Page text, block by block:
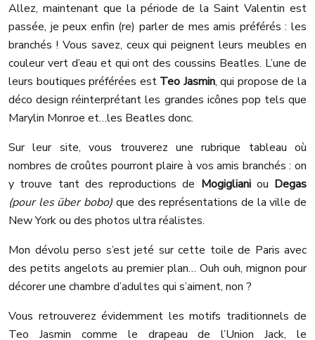
Allez, maintenant que la période de la Saint Valentin est
passée, je peux enfin (re) parler de mes amis préférés : les
branchés ! Vous savez, ceux qui peignent leurs meubles en
couleur vert d’eau et qui ont des coussins Beatles. L’une de
leurs boutiques préférées est Teo Jasmin, qui propose de la
déco design réinterprétant les grandes icônes pop tels que
Marylin Monroe et…les Beatles donc.
Sur leur site, vous trouverez une rubrique tableau où
nombres de croûtes pourront plaire à vos amis branchés : on
y trouve tant des reproductions de Mogiglianiou Degas
(pour les über bobo) que des représentations de la ville de
New York ou des photos ultra réalistes.
Mon dévolu perso s’est jeté sur cette toile de Paris avec
des petits angelots au premier plan… Ouh ouh, mignon pour
décorer une chambre d’adultes qui s’aiment, non ?
Vous retrouverez évidemment les motifs traditionnels de
Teo Jasmin comme le drapeau de l’Union Jack, le